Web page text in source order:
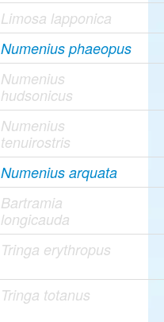
Limosa lapponica
Numenius phaeopus
Numenius
hudsonicus
Numenius
tenuirostris
Numenius arquata
Bartramia
longicauda
Tringa erythropus
Tringa totanus